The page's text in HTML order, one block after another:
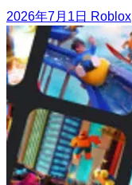
2026年7月1日 Roblox